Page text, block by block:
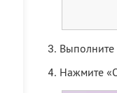
Выполните
Нажмите